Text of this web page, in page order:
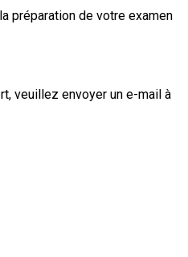
préparation de votre examen
veuillez envoyer un e-mail à